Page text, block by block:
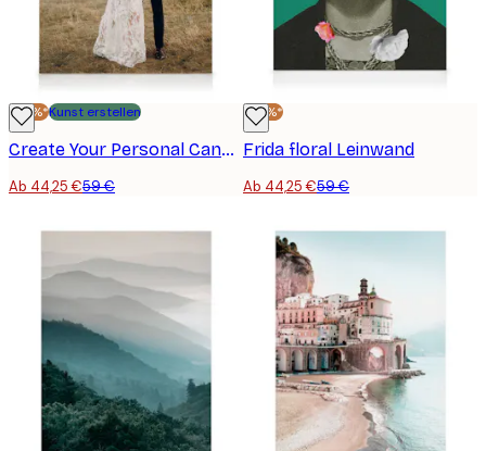
-25%*Kunst erstellen
Create Your Personal Canvas
Ab 44,25 €59 €
-25%*
Frida floral Leinwand
Ab 44,25 €59 €